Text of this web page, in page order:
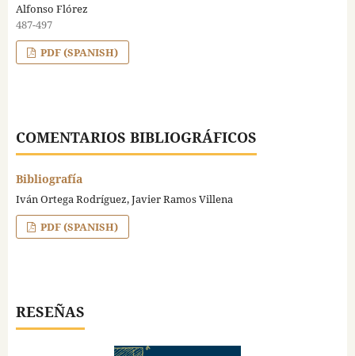
Alfonso Flórez
487-497
PDF (SPANISH)
COMENTARIOS BIBLIOGRÁFICOS
Bibliografía
Iván Ortega Rodríguez, Javier Ramos Villena
PDF (SPANISH)
RESEÑAS